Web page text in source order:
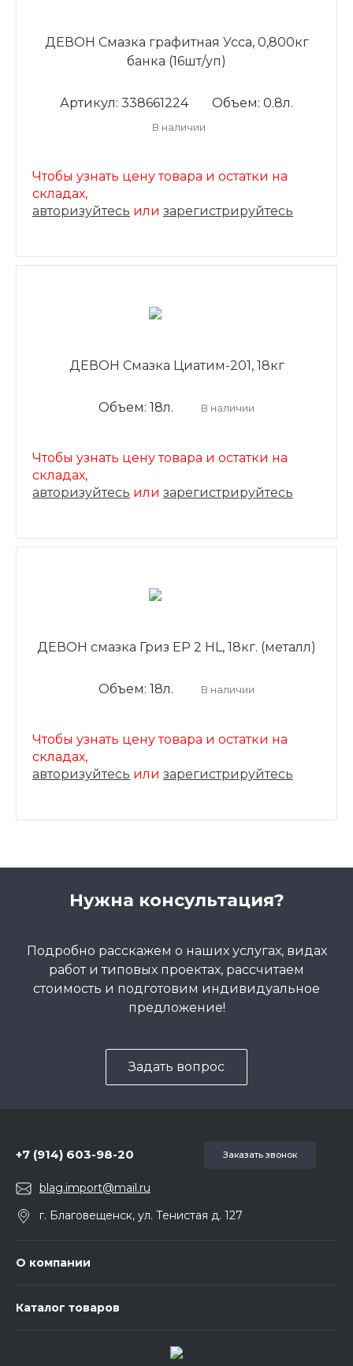
ДЕВОН Смазка графитная Усса, 0,800кг
банка (16шт/уп)
Артикул: 338661224 Объем: 0.8л.
В наличии
Чтобы узнать цену товара и остатки на
складах,
авторизуйтесь или зарегистрируйтесь
ДЕВОН Смазка Циатим-201, 18кг
Объем: 18л. В наличии
Чтобы узнать цену товара и остатки на
складах,
авторизуйтесь или зарегистрируйтесь
ДЕВОН смазка Гриз ЕР 2 HL, 18кг. (металл)
Объем: 18л. В наличии
Чтобы узнать цену товара и остатки на
складах,
авторизуйтесь или зарегистрируйтесь
Нужна консультация?
Подробно расскажем о наших услугах, видах
работ и типовых проектах, рассчитаем
стоимость и подготовим индивидуальное
предложение!
Задать вопрос
+7 (914) 603-98-20 Заказать звонок
blag.import@mail.ru
г. Благовещенск, ул. Тенистая д. 127
О компании
Каталог товаров